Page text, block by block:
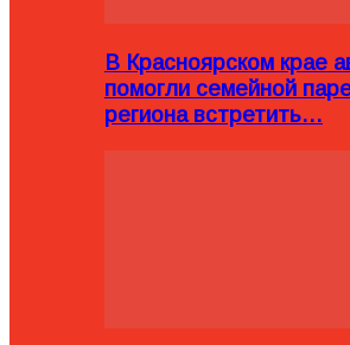
В Красноярском крае
помогли семейной
региона встретить…